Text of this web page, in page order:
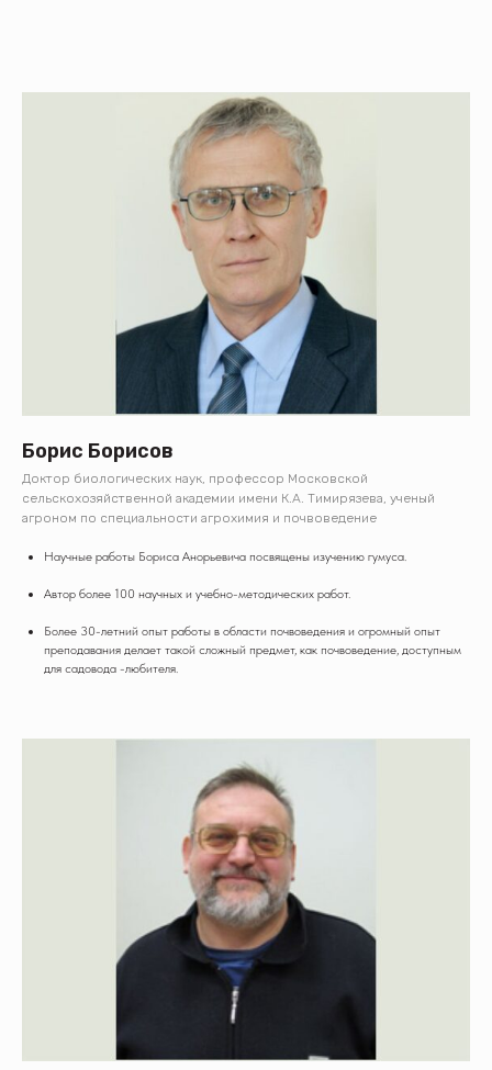
Борис Борисов
Доктор биологических наук, профессор Московской
сельскохозяйственной академии имени К.А. Тимирязева, ученый
агроном по специальности агрохимия и почвоведение
Научные работы Бориса Анорьевича посвящены изучению гумуса.
Автор более 100 научных и учебно-методических работ.
Более 30-летний опыт работы в области почвоведения и огромный опыт
преподавания делает такой сложный предмет, как почвоведение, доступным
для садовода -любителя.